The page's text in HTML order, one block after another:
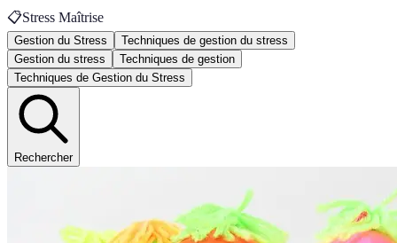
📋Stress Maîtrise
Gestion du Stress
Techniques de gestion du stress
Gestion du stress
Techniques de gestion
Techniques de Gestion du Stress
Rechercher